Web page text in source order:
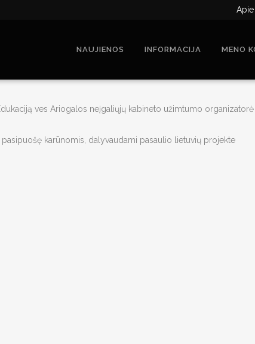
NAUJIENOS INFORMACIJA MENO
ves Ariogalos neįgaliųjų kabineto užimtumo organizatorė
karūnomis, dalyvaudami pasaulio lietuvių projekte